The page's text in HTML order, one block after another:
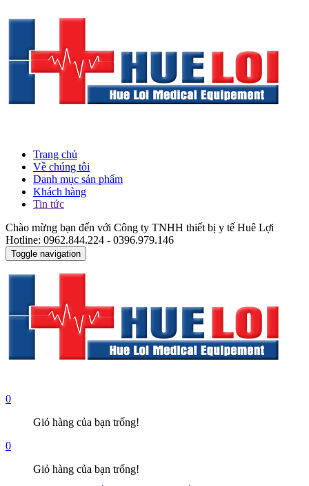
Trang chủ
Về chúng tôi
Danh mục sản phẩm
Khách hàng
Tin tức
Chào mừng bạn đến với Công ty TNHH thiết bị y tế Huê Lợi
Hotline: 0962.844.224 - 0396.979.146
Toggle navigation
0
Giỏ hàng của bạn trống!
0
Giỏ hàng của bạn trống!